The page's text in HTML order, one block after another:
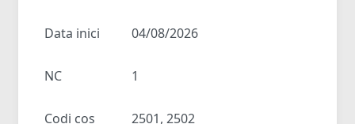
Data inici 04/08/2026
NC 1
Codi cos 2501, 2502